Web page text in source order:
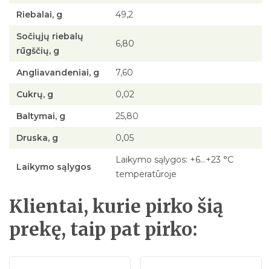
Riebalai, g
49,2
Sočiųjų riebalų
rūgščių, g
6,80
Angliavandeniai, g
7,60
Cukrų, g
0,02
Baltymai, g
25,80
Druska, g
0,05
Laikymo sąlygos
Laikymo sąlygos: +6…+23 °C
temperatūroje
Klientai, kurie pirko šią
prekę, taip pat pirko: